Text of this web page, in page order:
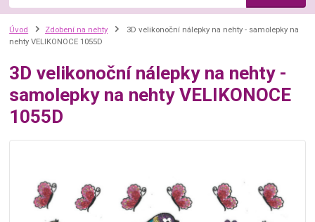
Úvod Zdobení na nehty
3D velikonoční nálepky na nehty - samolepky na
nehty VELIKONOCE 1055D
3D velikonoční nálepky na nehty -
samolepky na nehty VELIKONOCE
1055D